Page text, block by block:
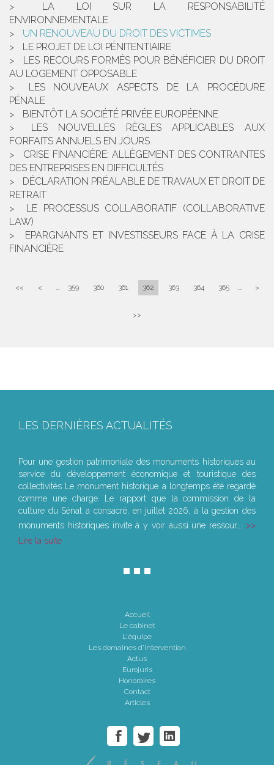
LA LOI SUR LA RESPONSABILITÉ
ENVIRONNEMENTALE
UN RENOUVEAU DU DROIT DES VICTIMES
LE PROJET DE LOI PÉNITENTIAIRE
LES RECOURS FORMÉS POUR BÉNÉFICIER DU DROIT
AU LOGEMENT OPPOSABLE
LES NOUVEAUX ASPECTS DE LA PROCÉDURE
PÉNALE
BIENTÔT LA SOCIÉTÉ PRIVÉE EUROPÉENNE
LES NOUVELLES RÈGLES APPLICABLES AUX
FORFAITS ANNUELS EN JOURS
CRISE FINANCIÈRE: ALLÈGEMENT DES CONTRAINTES
DES ENTREPRISES EN DIFFICULTÉS
DÉCLARATION PRÉALABLE DE TRAVAUX ET DROIT DE
RETRAIT
LE PROCESSUS COLLABORATIF (COLLABORATIVE
LAW)
EPARGNANTS ET INVESTISSEURS FACE À LA CRISE
FINANCIÈRE
<< < ... 359 360 361 362 363 364 365 ... >
>>
LES DERNIÈRES ACTUALITÉS
Pour une gestion patrimoniale des monuments historiques au
service du développement économique et touristique des
collectivités Le monument historique a longtemps été regardé
comme une charge. Le rapport que la commission de la
culture du Sénat a consacré, en juillet 2026, à la gestion des
monuments historiques invite à y voir aussi une ressour...
Lire la suite
Accueil
Le cabinet
L'équipe
Les domaines d'intervention
Actus
Eurojuris
Honoraires
Contact
Articles